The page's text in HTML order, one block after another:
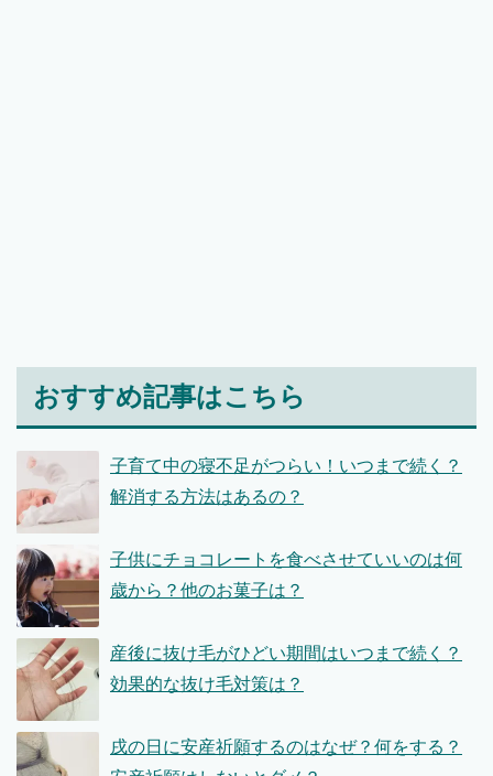
おすすめ記事はこちら
子育て中の寝不足がつらい！いつまで続く？
解消する方法はあるの？
子供にチョコレートを食べさせていいのは何
歳から？他のお菓子は？
産後に抜け毛がひどい期間はいつまで続く？
効果的な抜け毛対策は？
戌の日に安産祈願するのはなぜ？何をする？